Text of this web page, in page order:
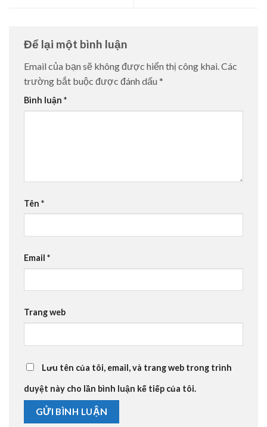
Để lại một bình luận
Email của bạn sẽ không được hiển thị công khai.Các
trường bắt buộc được đánh dấu *
Bình luận *
Tên *
Email *
Trang web
Lưu tên của tôi, email, và trang web trong trình
duyệt này cho lần bình luận kế tiếp của tôi.